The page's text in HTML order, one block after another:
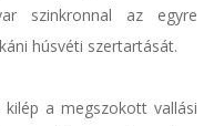
szinkronnal az egyre
húsvéti szertartását.
a megszokott vallási